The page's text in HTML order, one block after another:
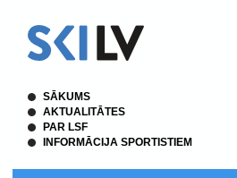
SĀKUMS
AKTUALITĀTES
PAR LSF
INFORMĀCIJA SPORTISTIEM